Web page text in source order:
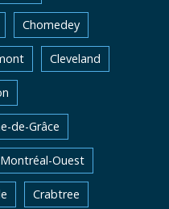
Chomedey
Cleveland
de-Grâce
Ouest
Crabtree